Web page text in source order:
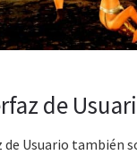
de
Usuario también